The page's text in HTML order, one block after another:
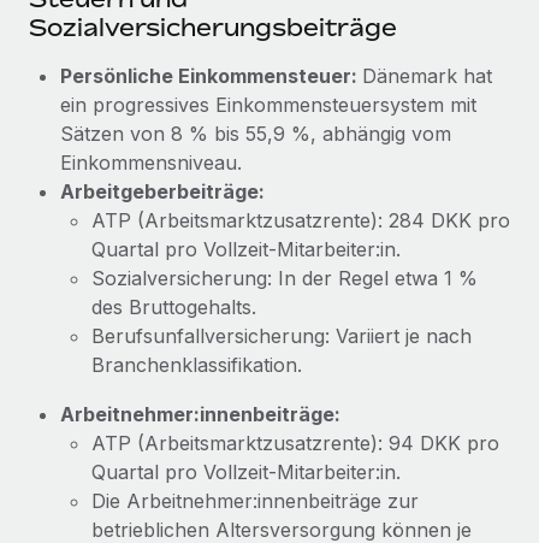
Mehr erfahren
Sozialversicherungsbeiträge
Persönliche Einkommensteuer: Dänemark hat
ein progressives Einkommensteuersystem mit
Sätzen von 8 % bis 55,9 %, abhängig vom
Einkommensniveau.
Arbeitgeberbeiträge:
ATP (Arbeitsmarktzusatzrente): 284 DKK pro
Quartal pro Vollzeit-Mitarbeiter:in.
Sozialversicherung: In der Regel etwa 1 %
des Bruttogehalts.
Berufsunfallversicherung: Variiert je nach
Branchenklassifikation.
Arbeitnehmer:innenbeiträge:
ATP (Arbeitsmarktzusatzrente): 94 DKK pro
Quartal pro Vollzeit-Mitarbeiter:in.
Die Arbeitnehmer:innenbeiträge zur
betrieblichen Altersversorgung können je